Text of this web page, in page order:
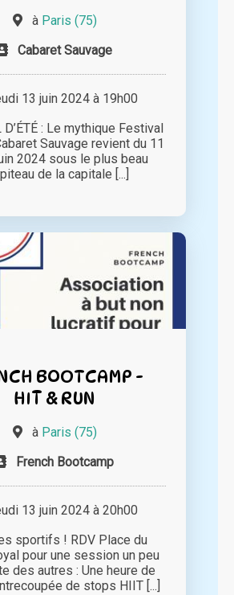
à Paris (75)
Cabaret Sauvage
13 juin 2024 à 19h00
D’ÉTÉ : Le mythique Festival
Sauvage revient du 11
2024 sous le plus beau
de la capitale [...]
BOOTCAMP -
HIT & RUN
à Paris (75)
French Bootcamp
13 juin 2024 à 20h00
sportifs ! RDV Place du
pour une session un peu
des autres : Une heure de
de stops HIIT [...]